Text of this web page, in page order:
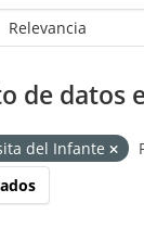
de datos
del Infante